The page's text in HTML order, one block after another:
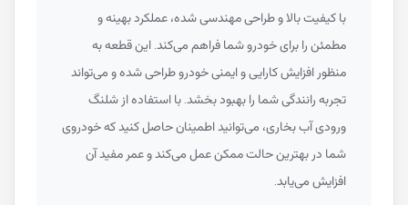
با کیفیت بالا و طراحی مهندسی شده، عملکرد بهینه و
مطمئن را برای خودرو شما فراهم می‌کند. این قطعه به
منظور افزایش کارایی و ایمنی خودرو طراحی شده و می‌تواند
تجربه رانندگی شما را بهبود بخشد. با استفاده از شلنگ
ورودی آب بخاری، می‌توانید اطمینان حاصل کنید که خودروی
شما در بهترین حالت ممکن عمل می‌کند و عمر مفید آن
افزایش می‌یابد.